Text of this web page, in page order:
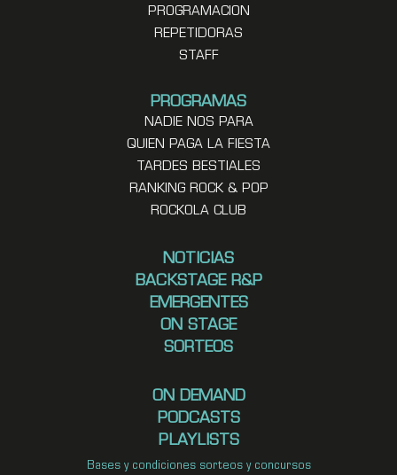
PROGRAMACION
REPETIDORAS
STAFF
PROGRAMAS
NADIE NOS PARA
QUIEN PAGA LA FIESTA
TARDES BESTIALES
RANKING ROCK & POP
ROCKOLA CLUB
NOTICIAS
BACKSTAGE R&P
EMERGENTES
ON STAGE
SORTEOS
ON DEMAND
PODCASTS
PLAYLISTS
Bases y condiciones sorteos y concursos